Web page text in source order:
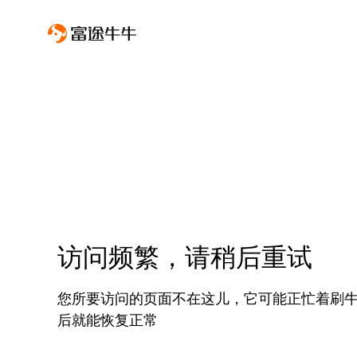
访问频繁，请稍后重试
您所要访问的页面不在这儿，它可能正忙着刷
后就能恢复正常